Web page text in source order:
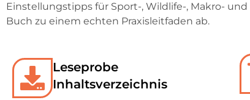
Einstellungstipps für Sport-, Wildlife-, Makro-
Buch zu einem echten Praxisleitfaden ab.
Leseprobe
Inhaltsverzeichnis